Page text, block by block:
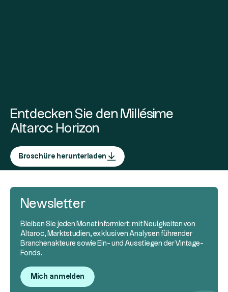
Entdecken Sie den Millésime
Altaroc Horizon
Broschüre herunterladen
Newsletter
Bleiben Sie jeden Monat informiert: mit Neuigkeiten von
Altaroc, Marktstudien, exklusiven Analysen führender
Branchenakteure sowie Ein- und Ausstiegen der Vintage-
Fonds.
Mich anmelden